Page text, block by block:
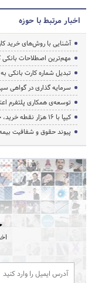
اخبار مرتبط با حوزه
آشنایی با روش‌های خرید
مهم‌ترین اصطلاحات بانکی
تبدیل شماره کارت بانکی
سرمایه گذاری در گواهی
توسعه‌ی همکاری‌ پلتفرم
کیپا با ۱۶ هزار نقطه خرید، جایگاه رهبری‌اش در زیرساخت اعتباری را تثبیت کرد
پیوند حقوق و شفافیت